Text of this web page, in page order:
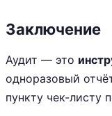
Заключение
Аудит — это
одноразовый
пункту чек-листу